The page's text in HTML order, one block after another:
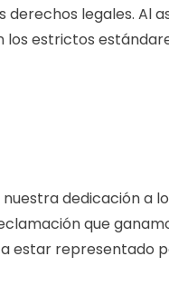
legales. Al
los estrictos
dedicación a
que
estar representado